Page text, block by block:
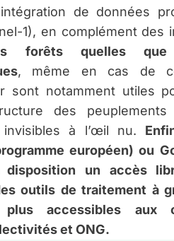
de données
1), en complément des
forêts quelles
, même en cas de
sont notamment utiles
des
invisibles à l’œil nu.
européen) ou
disposition un accès
outils de traitement à
plus accessibles aux
et ONG.